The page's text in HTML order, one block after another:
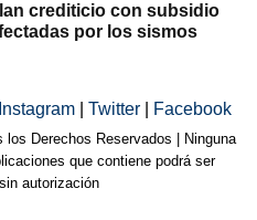
crediticio con subsidio
por los sismos
Instagram Twitter Facebook
Derechos Reservados | Ninguna
que contiene podrá ser
autorización